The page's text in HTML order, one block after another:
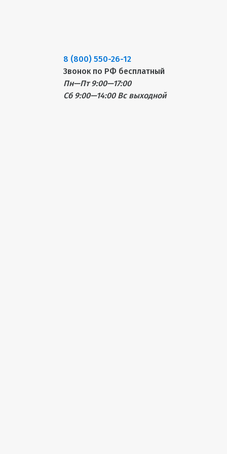
8 (800) 550-26-12
Звонок по РФ бесплатный
Пн—Пт 9:00—17:00
Сб 9:00—14:00 Вс выходной